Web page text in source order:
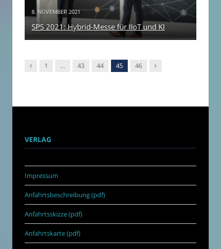
8. NOVEMBER 2021
SPS 2021: Hybrid-Messe für IIoT und KI
Vorgänger
1 … 43 44 45 46 Nachfolger
VERLAG
Impressum
Anfahrtsbeschreibung (pdf)
Anfahrtsskizze (pdf)
Anfahrtskarte (pdf)